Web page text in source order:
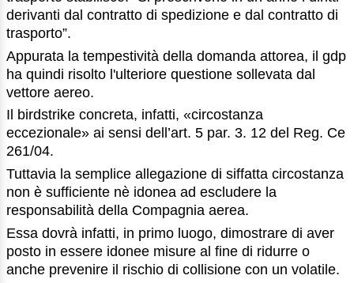
derivanti dal contratto di spedizione e dal contratto di
trasporto”.
Appurata la tempestività della domanda attorea, il gdp
ha quindi risolto l'ulteriore questione sollevata dal
vettore aereo.
Il birdstrike concreta, infatti, «circostanza
eccezionale» ai sensi dell’art. 5 par. 3. 12 del Reg. Ce
261/04.
Tuttavia la semplice allegazione di siffatta circostanza
non è sufficiente nè idonea ad escludere la
responsabilità della Compagnia aerea.
Essa dovrà infatti, in primo luogo, dimostrare di aver
posto in essere idonee misure al fine di ridurre o
anche prevenire il rischio di collisione con un volatile.